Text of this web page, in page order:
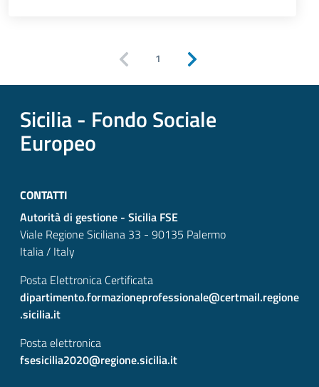
Pagina precedente
1 Pagina successiva
Sicilia - Fondo Sociale
Europeo
CONTATTI
Autorità di gestione - Sicilia FSE
Viale Regione Siciliana 33 - 90135 Palermo
Italia / Italy
Posta Elettronica Certificata
dipartimento.formazioneprofessionale@certmail.regione
.sicilia.it
Posta elettronica
fsesicilia2020@regione.sicilia.it